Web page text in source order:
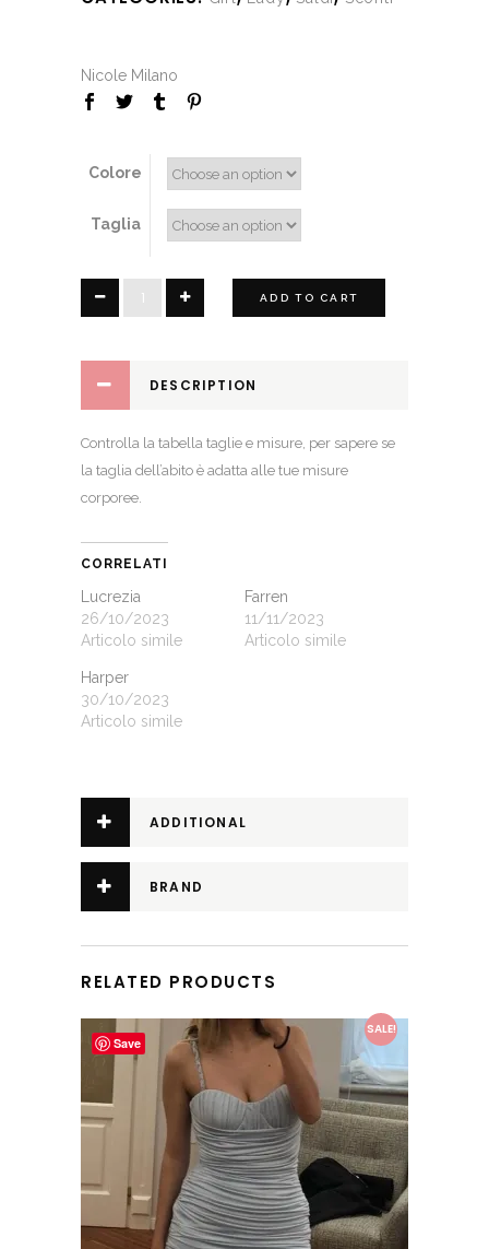
Nicole Milano
Colore
Taglia
Mireia
quantity
ADD TO CART
DESCRIPTION
Controlla la tabella taglie e misure, per sapere se
la taglia dell’abito è adatta alle tue misure
corporee.
CORRELATI
Lucrezia
26/10/2023
Articolo simile
Farren
11/11/2023
Articolo simile
Harper
30/10/2023
Articolo simile
ADDITIONAL
BRAND
RELATED PRODUCTS
Save
SALE!
This product has multiple variants. The options may be chosen on the product page